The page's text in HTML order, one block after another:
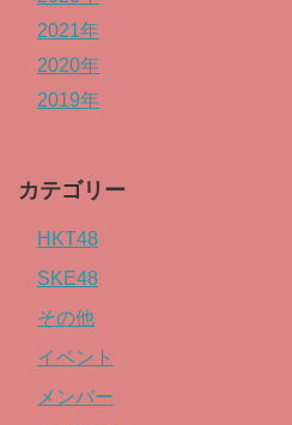
2021年
2020年
2019年
カテゴリー
HKT48
SKE48
その他
イベント
メンバー